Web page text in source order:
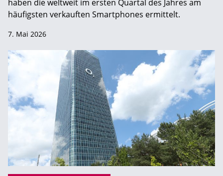
haben die weltweit im ersten Quartal des Jahres am
häufigsten verkauften Smartphones ermittelt.
7. Mai 2026